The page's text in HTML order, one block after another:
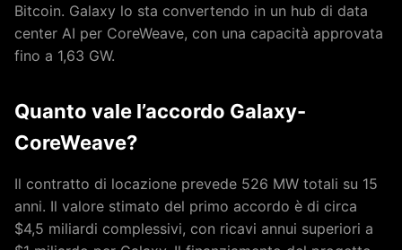
Bitcoin. Galaxy lo sta convertendo in un hub di data
center AI per CoreWeave, con una capacità approvata
fino a 1,63 GW.
Quanto vale l’accordo Galaxy-
CoreWeave?
Il contratto di locazione prevede 526 MW totali su 15
anni. Il valore stimato del primo accordo è di circa
$4,5 miliardi complessivi, con ricavi annui superiori a